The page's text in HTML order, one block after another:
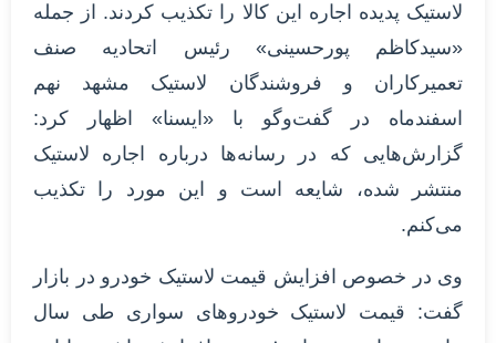
لاستیک پدیده اجاره این کالا را تکذیب کردند. از جمله
«سیدکاظم پورحسینی» رئیس اتحادیه صنف
تعمیرکاران و فروشندگان لاستیک مشهد نهم
اسفندماه در گفت‌وگو با «ایسنا» اظهار کرد:
گزارش‌هایی که در رسانه‌ها درباره اجاره لاستیک
منتشر شده، شایعه است و این مورد را تکذیب
می‌کنم.
وی در خصوص افزایش قیمت لاستیک خودرو در بازار
گفت: قیمت لاستیک خودروهای سواری طی سال